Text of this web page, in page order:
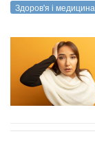
Здоров'я і медицина